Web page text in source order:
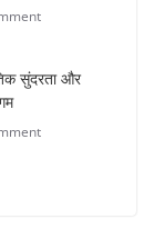
सुंदरता और
वॉकिंग